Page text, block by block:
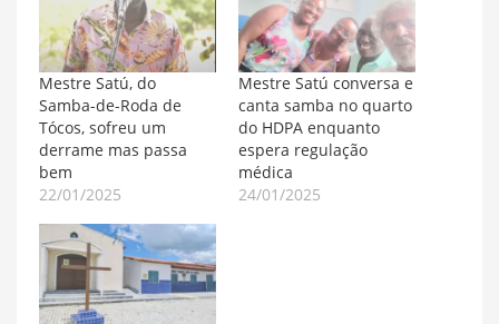
Mestre Satú, do
Samba-de-Roda de
Tócos, sofreu um
derrame mas passa
bem
22/01/2025
Mestre Satú conversa e
canta samba no quarto
do HDPA enquanto
espera regulação
médica
24/01/2025